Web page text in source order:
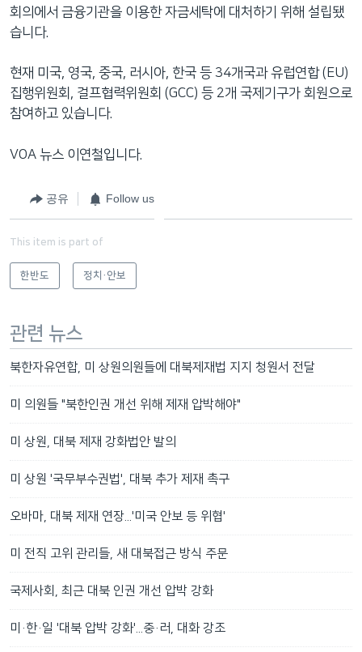
회의에서 금융기관을 이용한 자금세탁에 대처하기 위해 설립됐
습니다.
현재 미국, 영국, 중국, 러시아, 한국 등 34개국과 유럽연합 (EU)
집행위원회, 걸프협력위원회 (GCC) 등 2개 국제기구가 회원으로
참여하고 있습니다.
VOA 뉴스 이연철입니다.
공유 Follow us
This item is part of
한반도 정치·안보
관련 뉴스
북한자유연합, 미 상원의원들에 대북제재법 지지 청원서 전달
미 의원들 "북한인권 개선 위해 제재 압박해야"
미 상원, 대북 제재 강화법안 발의
미 상원 '국무부수권법', 대북 추가 제재 촉구
오바마, 대북 제재 연장...'미국 안보 등 위협'
미 전직 고위 관리들, 새 대북접근 방식 주문
국제사회, 최근 대북 인권 개선 압박 강화
미·한·일 '대북 압박 강화'...중·러, 대화 강조